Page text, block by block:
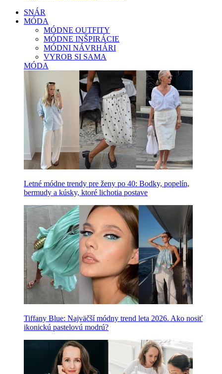
SNÁR
MÓDA
MÓDNE OUTFITY
MÓDNE INŠPIRÁCIE
MÓDNI NÁVRHÁRI
VYROB SI SAMA
MÓDA
Letné módne trendy pre ženy po 40: Bodky, popelín,
bermudy a kúsky, ktoré lichotia postave
Tiffany Blue: Najväčší módny trend leta 2026. Ako nosiť
ikonickú pastelovú modrú?